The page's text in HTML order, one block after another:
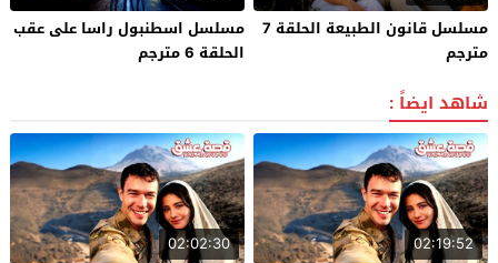
مسلسل قانون الطبيعة الحلقة 7
مترجم
مسلسل اسطنبول راسا على عقب
الحلقة 6 مترجم
شاهد ايضاً :
02:19:52
02:02:30